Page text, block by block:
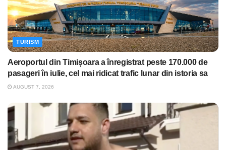
TURISM
Aeroportul din Timișoara a înregistrat peste 170.000 de
pasageri în iulie, cel mai ridicat trafic lunar din istoria sa
AUGUST 7, 2026